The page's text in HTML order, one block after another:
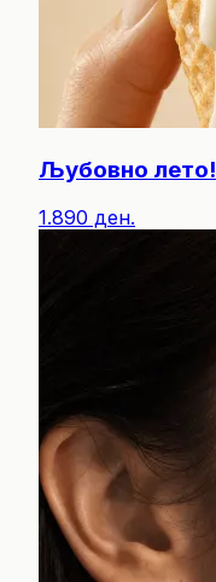
Љубовно лето!
1.890 ден.